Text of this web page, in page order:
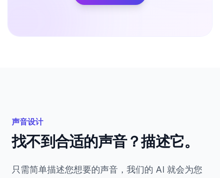
声音设计
找不到合适的声音？描述它。
只需简单描述您想要的声音，我们的 AI 就会为您